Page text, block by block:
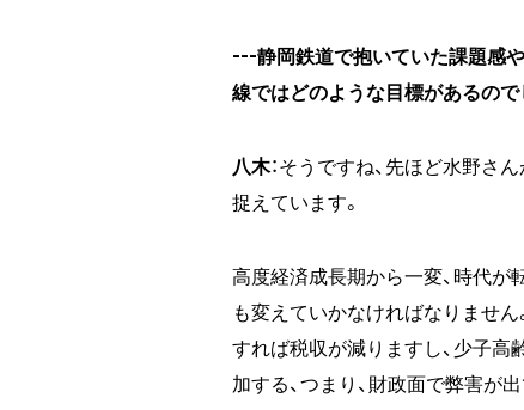
---静岡鉄道で抱いていた課題感
線ではどのような目標があるので
八木：そうですね、先ほど水野さ
捉えています。
高度経済成長期から一変、時代が
も変えていかなければなりませ
すれば税収が減りますし、少子
加する、つまり、財政面で弊害が